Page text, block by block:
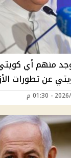
منهم أي
عن تطورات